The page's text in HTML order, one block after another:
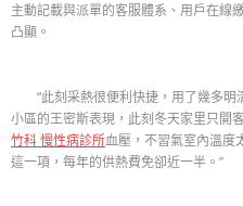
主動記載與派單的客服體系、用戶在線
凸顯。
“此刻采熱很便利快捷，用了幾多明
小區的王密斯表現，此刻冬天家里只開
竹科 慢性病診所血壓，不習氣室內溫度
這一項，每年的供熱費免卻近一半。”